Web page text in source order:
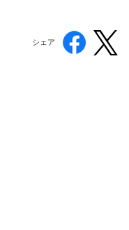
シェア